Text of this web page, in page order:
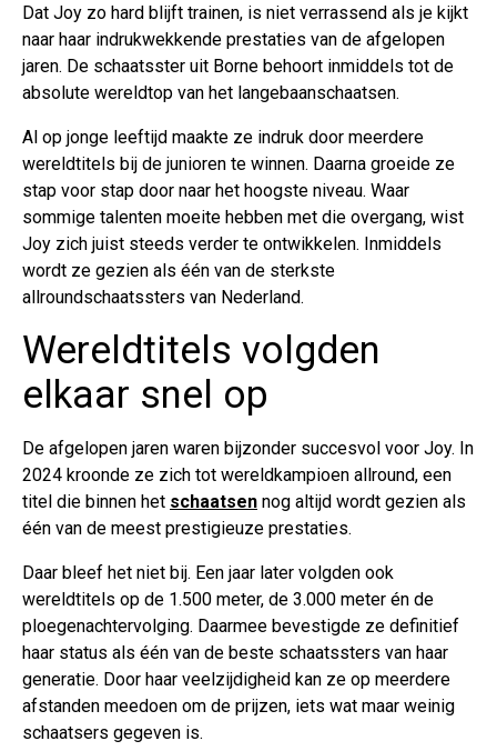
Dat Joy zo hard blijft trainen, is niet verrassend als je kijkt
naar haar indrukwekkende prestaties van de afgelopen
jaren. De schaatsster uit Borne behoort inmiddels tot de
absolute wereldtop van het langebaanschaatsen.
Al op jonge leeftijd maakte ze indruk door meerdere
wereldtitels bij de junioren te winnen. Daarna groeide ze
stap voor stap door naar het hoogste niveau. Waar
sommige talenten moeite hebben met die overgang, wist
Joy zich juist steeds verder te ontwikkelen. Inmiddels
wordt ze gezien als één van de sterkste
allroundschaatssters van Nederland.
Wereldtitels volgden
elkaar snel op
De afgelopen jaren waren bijzonder succesvol voor Joy. In
2024 kroonde ze zich tot wereldkampioen allround, een
titel die binnen het schaatsen nog altijd wordt gezien als
één van de meest prestigieuze prestaties.
Daar bleef het niet bij. Een jaar later volgden ook
wereldtitels op de 1.500 meter, de 3.000 meter én de
ploegenachtervolging. Daarmee bevestigde ze definitief
haar status als één van de beste schaatssters van haar
generatie. Door haar veelzijdigheid kan ze op meerdere
afstanden meedoen om de prijzen, iets wat maar weinig
schaatsers gegeven is.